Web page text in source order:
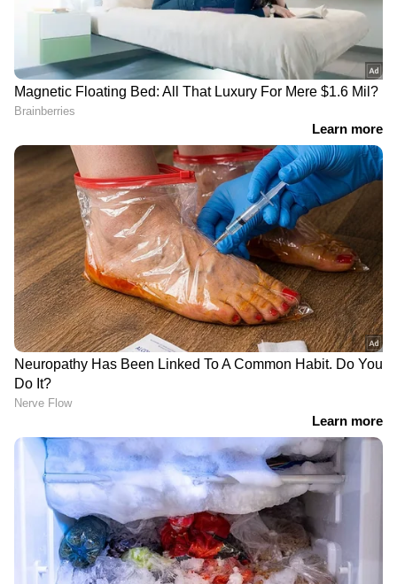
RECOMMENDED STORIES
10 ദിനം മാത്രം ബാക്കി!
കെഎസ്ആർടിസിയിലെ
സൗജന്യ യാത്ര
ഏതൊക്കെ ബസിൽ,
എങ്ങനെ നടപ്പാക്കും;
തീരുമാനമെടുക്കാൻ
മന്ത്രിസഭ
മുഖ്യമന്ത്രി പറഞ്ഞ
നിർണായക ദിനം,
ഉമ്മാക്കിയെന്ന് മറുപടി
പറഞ്ഞത് പിണറായി;
ധവളപത്രം ഇന്ന് സഭയിൽ
വയ്ക്കും,
സംസ്ഥാനത്തിന്‍റെ
ധനസ്ഥിതി അറിയാം
മാറ്റം ആഗ്രഹിച്ച്
പിന്തുണച്ചവർ
തുറന്നടിക്കുന്നു, തുടക്കം
തന്നെ തെറ്റുകൾ; ബന്ധു
നിയമനത്തിനെതിരെ
ഗീവർഗീസ് മാർ കൂറിലോസ്
ഇത്രയും
പ്രശ്നങ്ങളുണ്ടാകുമ്പോൾ
മഹുവ മൊയ്ത്ര എവിടെ?
മമതാ ബാനർജിക്ക്
തിരിച്ചടി, യോ​
ഗത്തിനെത്തിയത് രണ്ടേ
രണ്ടുപേർ